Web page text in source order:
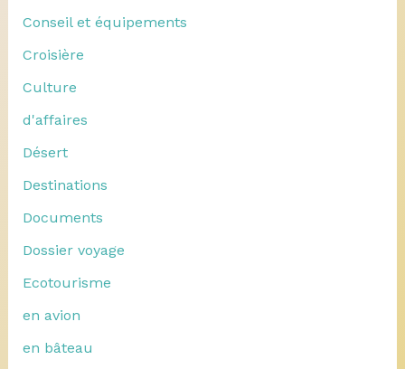
Conseil et équipements
Croisière
Culture
d'affaires
Désert
Destinations
Documents
Dossier voyage
Ecotourisme
en avion
en bâteau